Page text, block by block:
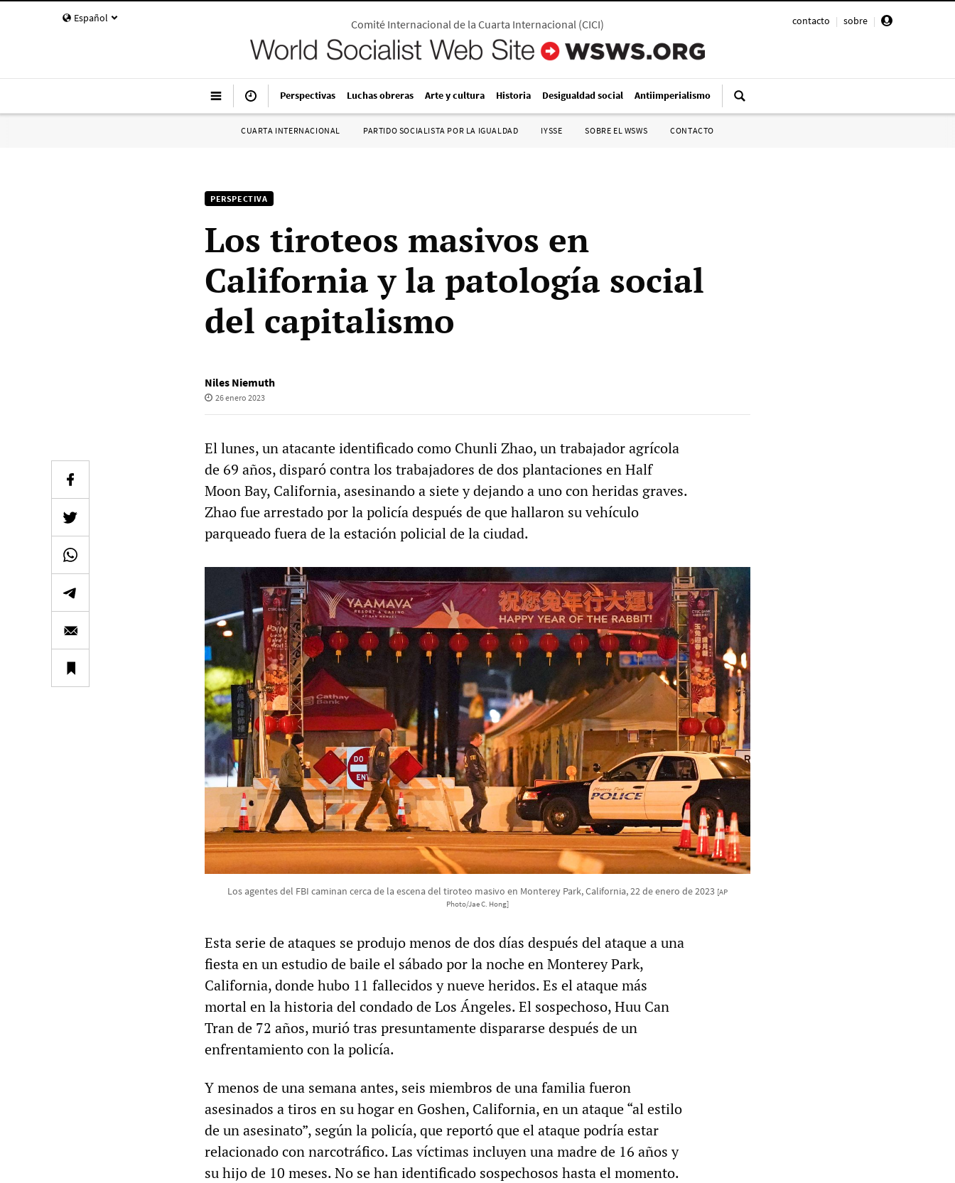
Español contacto | sobre |
Comité Internacional de la Cuarta Internacional (CICI)
Perspectivas Luchas obreras Arte y cultura Historia Desigualdad social Antiimperialismo
CUARTA INTERNACIONAL PARTIDO SOCIALISTA POR LA IGUALDAD IYSSE SOBRE EL WSWS CONTACTO
PERSPECTIVA
Los tiroteos masivos en
California y la patología social
del capitalismo
Niles Niemuth
26 enero 2023
El lunes, un atacante identificado como Chunli Zhao, un trabajador agrícola
de 69 años, disparó contra los trabajadores de dos plantaciones en Half
Moon Bay, California, asesinando a siete y dejando a uno con heridas graves.
Zhao fue arrestado por la policía después de que hallaron su vehículo
parqueado fuera de la estación policial de la ciudad.
Los agentes del FBI caminan cerca de la escena del tiroteo masivo en Monterey Park, California, 22 de enero de 2023 [AP
Photo/Jae C. Hong]
Esta serie de ataques se produjo menos de dos días después del ataque a una
fiesta en un estudio de baile el sábado por la noche en Monterey Park,
California, donde hubo 11 fallecidos y nueve heridos. Es el ataque más
mortal en la historia del condado de Los Ángeles. El sospechoso, Huu Can
Tran de 72 años, murió tras presuntamente dispararse después de un
enfrentamiento con la policía.
Y menos de una semana antes, seis miembros de una familia fueron
asesinados a tiros en su hogar en Goshen, California, en un ataque “al estilo
de un asesinato”, según la policía, que reportó que el ataque podría estar
relacionado con narcotráfico. Las víctimas incluyen una madre de 16 años y
su hijo de 10 meses. No se han identificado sospechosos hasta el momento.